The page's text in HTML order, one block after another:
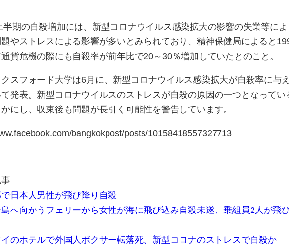
半期の自殺増加には、新型コロナウイルス感染拡大の影響の失業等に
やストレスによる影響が多いとみられており、精神保健局によると
貨危機の際にも自殺率が前年比で20～30％増加していたとのこと。
スフォード大学は6月に、新型コロナウイルス感染拡大が自殺率に与
発表。新型コロナウイルスのストレスが自殺の原因の一つとなってい
にし、収束後も問題が長引く可能性を警告しています。
bangkokpost/posts/10158418557327713
日本人男性が飛び降り自殺
へ向かうフェリーから女性が海に飛び込み自殺未遂、乗組員2人が飛
のホテルで外国人ボクサー転落死、新型コロナのストレスで自殺か